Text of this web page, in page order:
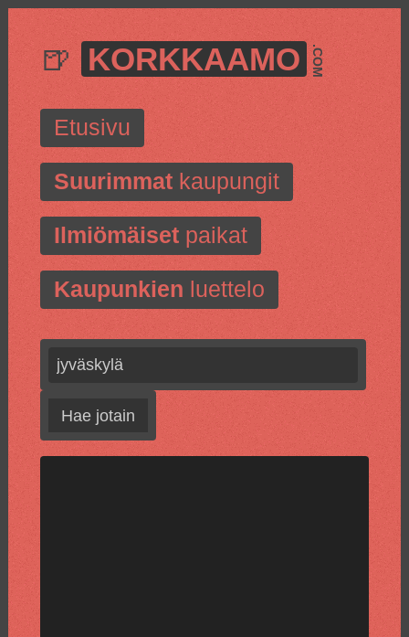
🍺 KORKKAAMO .COM
Etusivu
Suurimmatkaupungit
Ilmiömäisetpaikat
Kaupunkien luettelo
Hae jotain